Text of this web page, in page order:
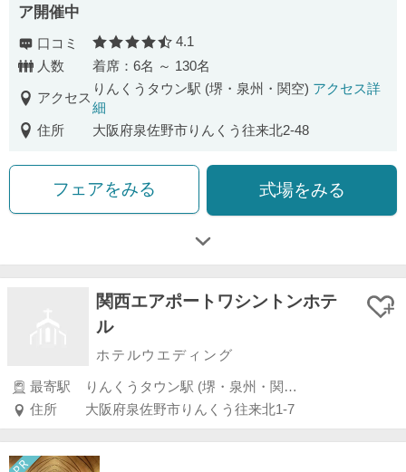
ア開催中
口コミ 口コミ評価
4.1
人数
着席：6名 ～ 130名
アクセス
りんくうタウン駅 (堺・泉州・関空) アクセス詳
細
住所
大阪府泉佐野市りんくう往来北2-48
フェアをみる 式場をみる
関西エアポートワシントンホテ
ル
ホテルウエディング
最寄駅
りんくうタウン駅 (堺・泉州・関空)
住所
大阪府泉佐野市りんくう往来北1-7